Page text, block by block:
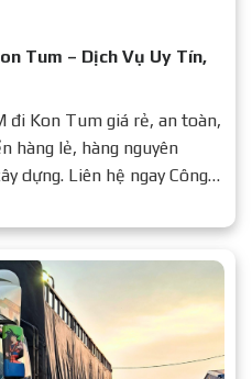
Tum – Dịch Vụ Uy Tín,
đi Kon Tum giá rẻ, an toàn,
hàng lẻ, hàng nguyên
dựng. Liên hệ ngay Công